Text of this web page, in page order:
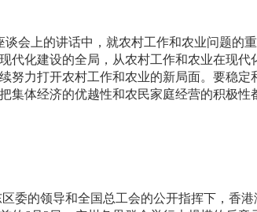
上的讲话中，就农村工作和农业问题的重
代化建设的全局，从农村工作和农业在现
努力打开农村工作和农业的新局面。要稳
集体经济的优越性和农民家庭经营的积极
的领导和全国总工会的公开指挥下，香港